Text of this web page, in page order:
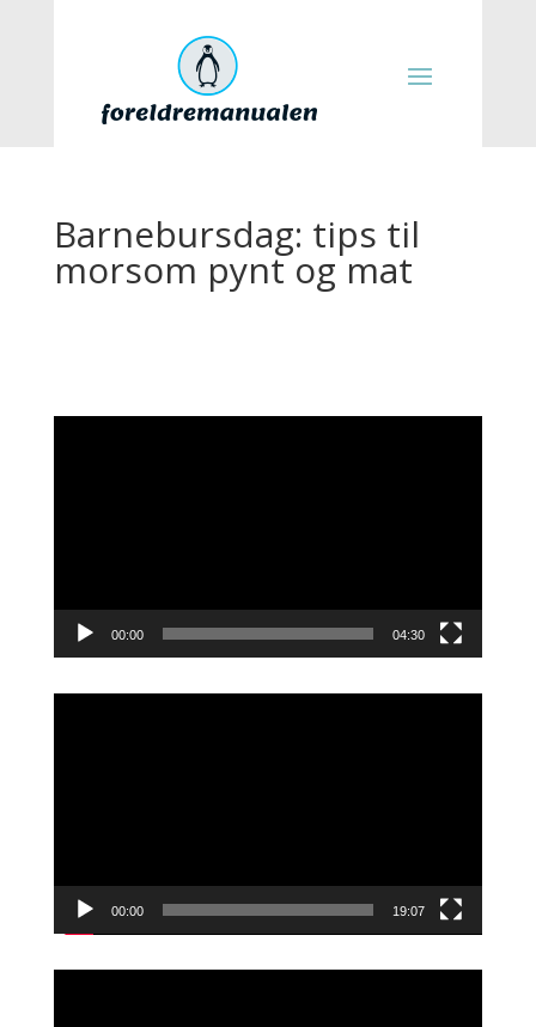
Barnebursdag: tips til
morsom pynt og mat
00:00 04:30
00:00 19:07